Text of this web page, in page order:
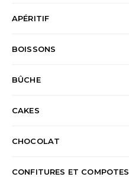
APÉRITIF
BOISSONS
BÛCHE
CAKES
CHOCOLAT
CONFITURES ET COMPOTES